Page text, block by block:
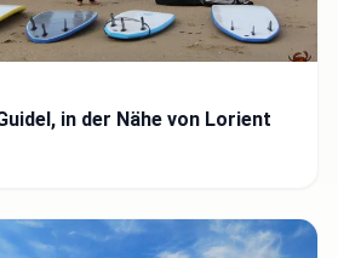
in der Nähe von Lorient